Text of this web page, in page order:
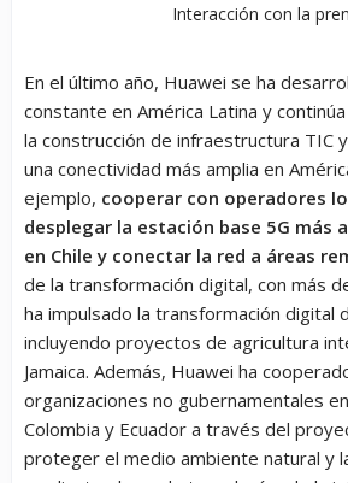
Interacción con la
En el último año, Huawei se ha
constante en América Latina y
la construcción de infraestructura TIC
una conectividad más amplia en
ejemplo, cooperar con operadores
desplegar la estación base 5G más
en Chile y conectar la red a áreas
de la transformación digital, con más
ha impulsado la transformación digital
incluyendo proyectos de agricultura
Jamaica. Además, Huawei ha
organizaciones no gubernamentales
Colombia y Ecuador a través del
proteger el medio ambiente natural y